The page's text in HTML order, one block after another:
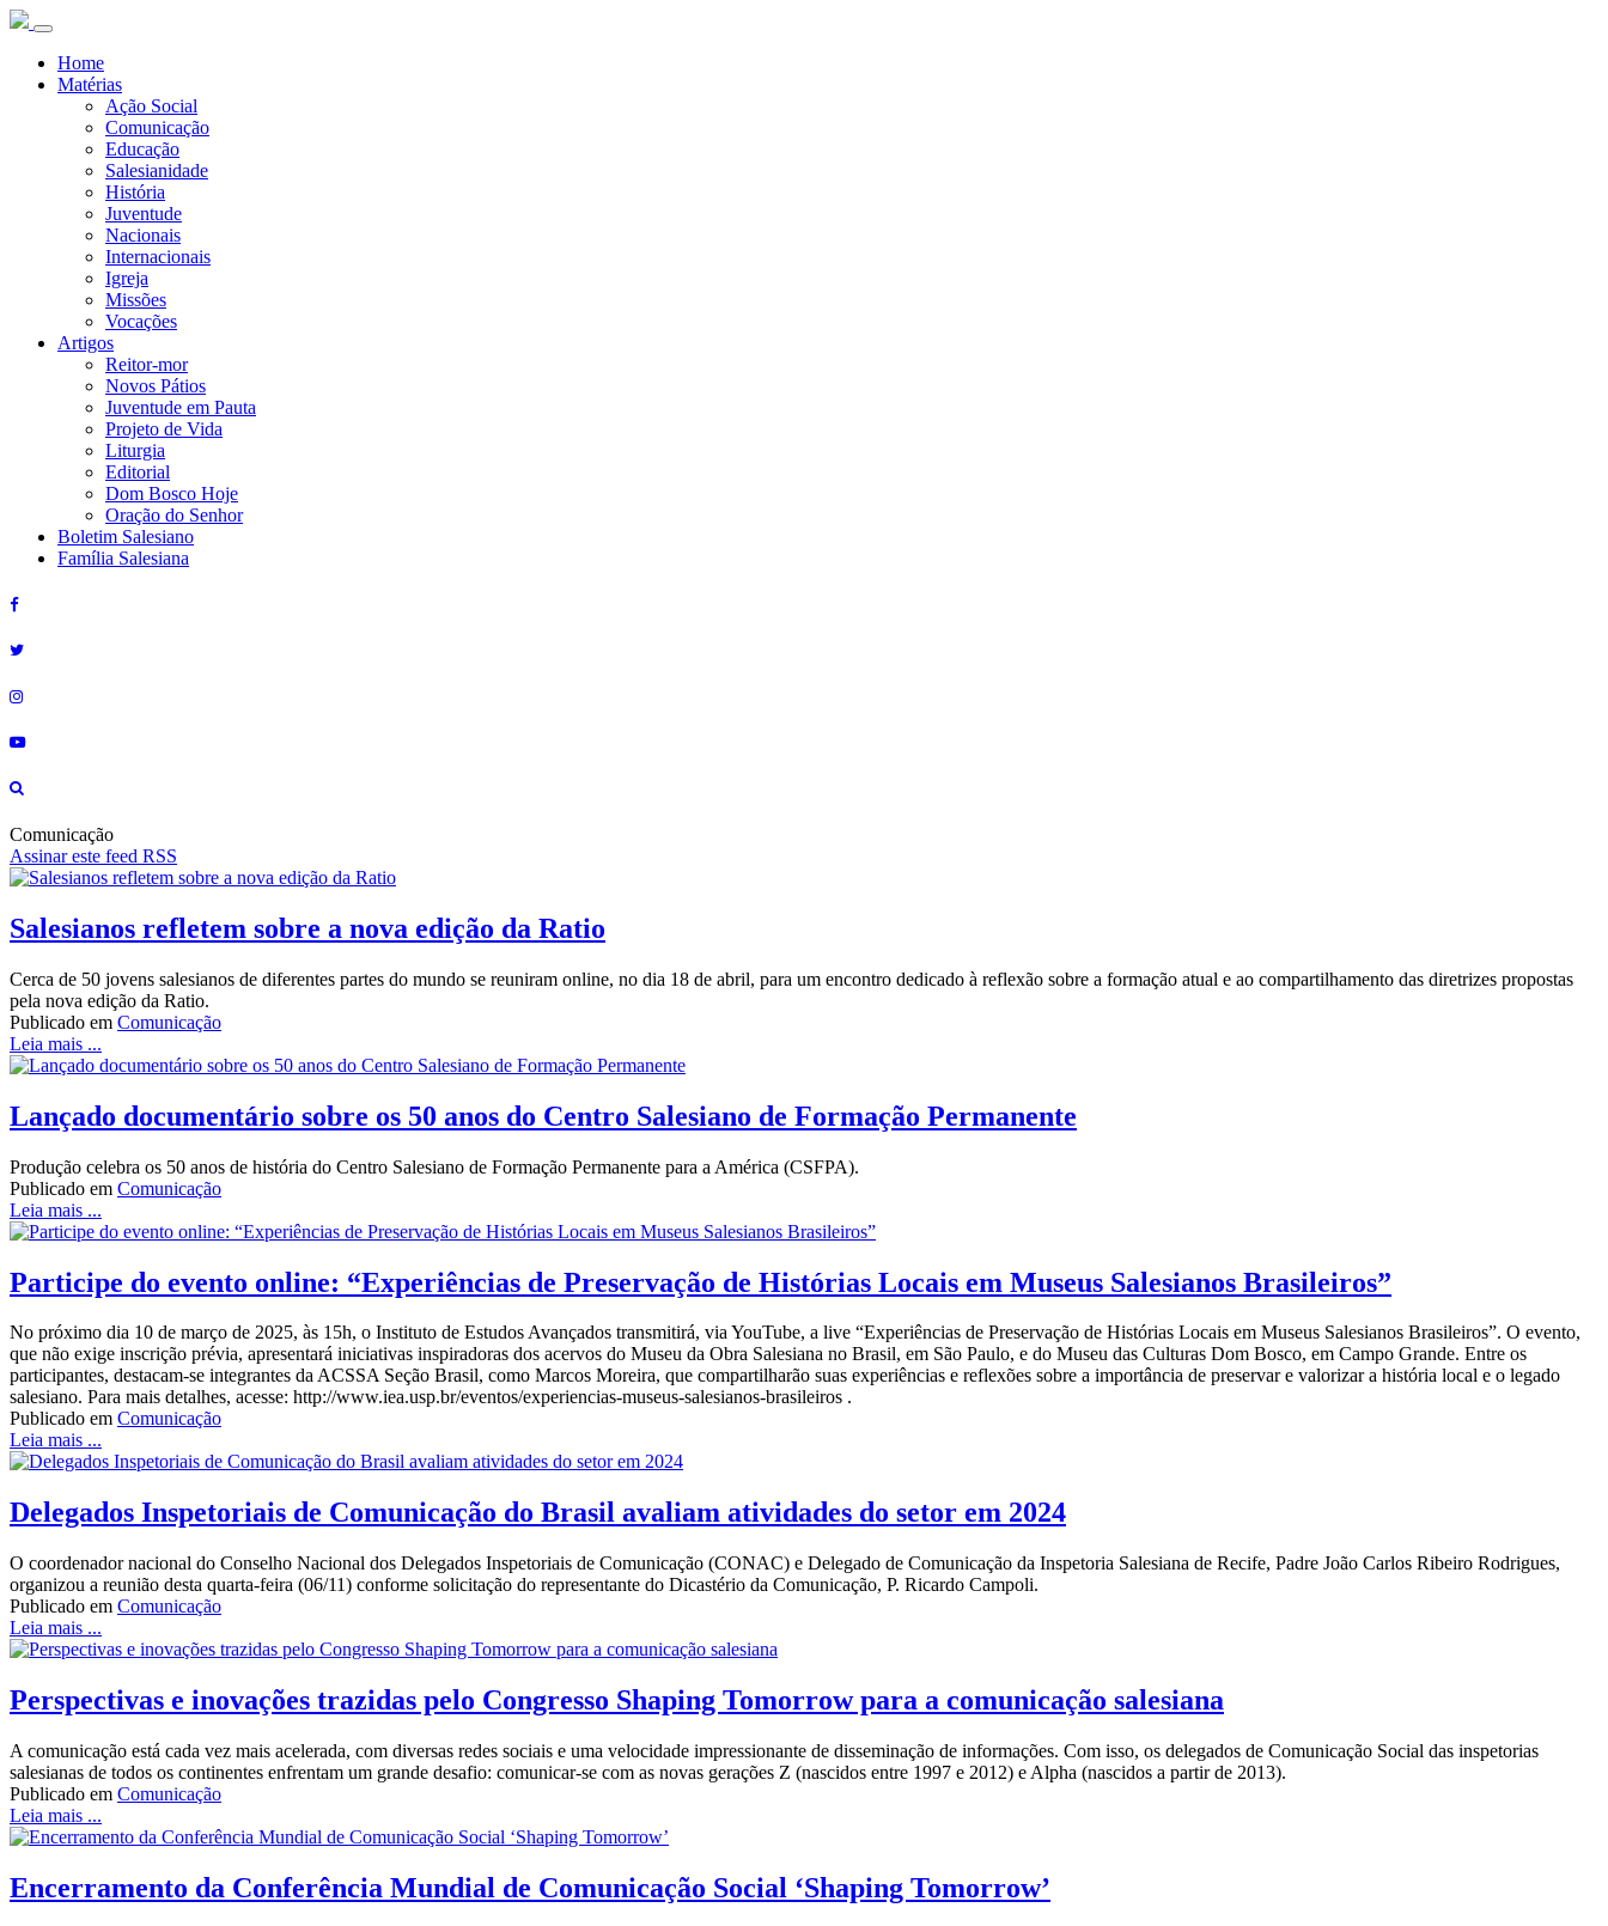
Home
Matérias
Ação Social
Comunicação
Educação
Salesianidade
História
Juventude
Nacionais
Internacionais
Igreja
Missões
Vocações
Artigos
Reitor-mor
Novos Pátios
Juventude em Pauta
Projeto de Vida
Liturgia
Editorial
Dom Bosco Hoje
Oração do Senhor
Boletim Salesiano
Família Salesiana
Comunicação
Assinar este feed RSS
Salesianos refletem sobre a nova edição da Ratio
Cerca de 50 jovens salesianos de diferentes partes do mundo se reuniram online, no dia 18 de abril, para um encontro dedicado à reflexão sobre a formação atual e ao compartilhamento das diretrizes propostas
pela nova edição da Ratio.
Publicado em Comunicação
Leia mais ...
Lançado documentário sobre os 50 anos do Centro Salesiano de Formação Permanente
Produção celebra os 50 anos de história do Centro Salesiano de Formação Permanente para a América (CSFPA).
Publicado em Comunicação
Leia mais ...
Participe do evento online: “Experiências de Preservação de Histórias Locais em Museus Salesianos Brasileiros”
No próximo dia 10 de março de 2025, às 15h, o Instituto de Estudos Avançados transmitirá, via YouTube, a live “Experiências de Preservação de Histórias Locais em Museus Salesianos Brasileiros”. O evento,
que não exige inscrição prévia, apresentará iniciativas inspiradoras dos acervos do Museu da Obra Salesiana no Brasil, em São Paulo, e do Museu das Culturas Dom Bosco, em Campo Grande. Entre os
participantes, destacam-se integrantes da ACSSA Seção Brasil, como Marcos Moreira, que compartilharão suas experiências e reflexões sobre a importância de preservar e valorizar a história local e o legado
salesiano. Para mais detalhes, acesse: http://www.iea.usp.br/eventos/experiencias-museus-salesianos-brasileiros .
Publicado em Comunicação
Leia mais ...
Delegados Inspetoriais de Comunicação do Brasil avaliam atividades do setor em 2024
O coordenador nacional do Conselho Nacional dos Delegados Inspetoriais de Comunicação (CONAC) e Delegado de Comunicação da Inspetoria Salesiana de Recife, Padre João Carlos Ribeiro Rodrigues,
organizou a reunião desta quarta-feira (06/11) conforme solicitação do representante do Dicastério da Comunicação, P. Ricardo Campoli.
Publicado em Comunicação
Leia mais ...
Perspectivas e inovações trazidas pelo Congresso Shaping Tomorrow para a comunicação salesiana
A comunicação está cada vez mais acelerada, com diversas redes sociais e uma velocidade impressionante de disseminação de informações. Com isso, os delegados de Comunicação Social das inspetorias
salesianas de todos os continentes enfrentam um grande desafio: comunicar-se com as novas gerações Z (nascidos entre 1997 e 2012) e Alpha (nascidos a partir de 2013).
Publicado em Comunicação
Leia mais ...
Encerramento da Conferência Mundial de Comunicação Social ‘Shaping Tomorrow’